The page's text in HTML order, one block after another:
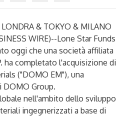
& TOKYO & MILANO
WIRE)--Lone Star Funds
oggi che una società affiliata
ha completato l'acquisizione di
("DOMO EM"), una
Group.
nell'ambito dello sviluppo
ingegnerizzati a base di